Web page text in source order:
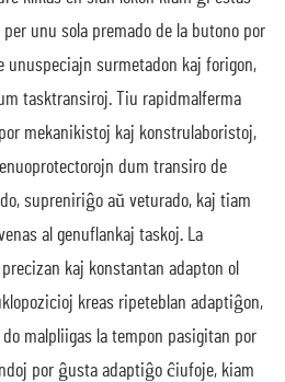
unu sola premado de la butono por
unuspeciajn surmetadon kaj forigon,
tasktransiroj. Tiu rapidmalferma
mekanikistoj kaj konstrulaboristoj,
dum transiro de
supreniriĝo aŭ veturado, kaj tiam
al genuflankaj taskoj. La
kaj konstantan adapton ol
kreas ripeteblan adaptiĝon,
malpliigas la tempon pasigitan por
por ĝusta adaptiĝo ĉiufoje, kiam